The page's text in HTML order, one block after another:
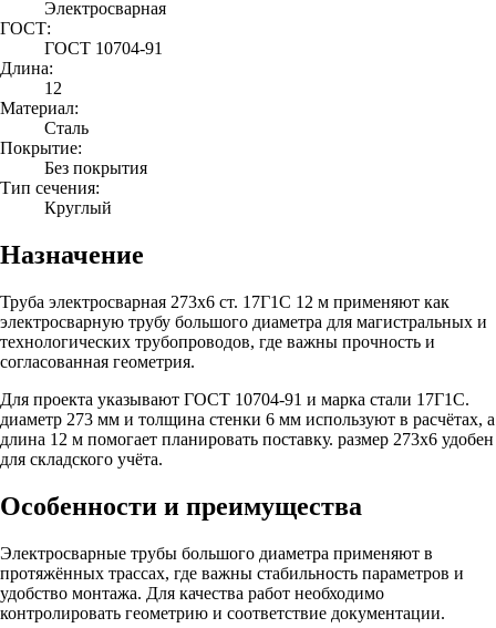
Электросварная
ГОСТ:
ГОСТ 10704-91
Длина:
12
Материал:
Сталь
Покрытие:
Без покрытия
Тип сечения:
Круглый
Назначение
Труба электросварная 273х6 ст. 17Г1С 12 м применяют как
электросварную трубу большого диаметра для магистральных и
технологических трубопроводов, где важны прочность и
согласованная геометрия.
Для проекта указывают ГОСТ 10704-91 и марка стали 17Г1С.
диаметр 273 мм и толщина стенки 6 мм используют в расчётах, а
длина 12 м помогает планировать поставку. размер 273х6 удобен
для складского учёта.
Особенности и преимущества
Электросварные трубы большого диаметра применяют в
протяжённых трассах, где важны стабильность параметров и
удобство монтажа. Для качества работ необходимо
контролировать геометрию и соответствие документации.